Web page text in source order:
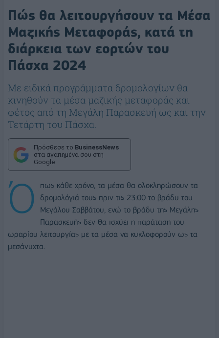
Πώς θα λειτουργήσουν τα Μέσα
Μαζικής Μεταφοράς, κατά τη
διάρκεια των εορτών του
Πάσχα 2024
Με ειδικά προγράμματα δρομολογίων θα
κινηθούν τα μέσα μαζικής μεταφοράς και
φέτος από τη Μεγάλη Παρασκευή ως και την
Τετάρτη του Πάσχα.
Πρόσθεσε το BusinessNews
στα αγαπημένα σου στη
Google
Ό
πως κάθε χρόνο, τα μέσα θα ολοκληρώσουν τα
δρομολόγιά τους πριν τις 23:00 το βράδυ του
Μεγάλου Σαββάτου, ενώ το βράδυ της Μεγάλης
Παρασκευής δεν θα ισχύει η παράταση του
ωραρίου λειτουργίας με τα μέσα να κυκλοφορούν ως τα
μεσάνυχτα.